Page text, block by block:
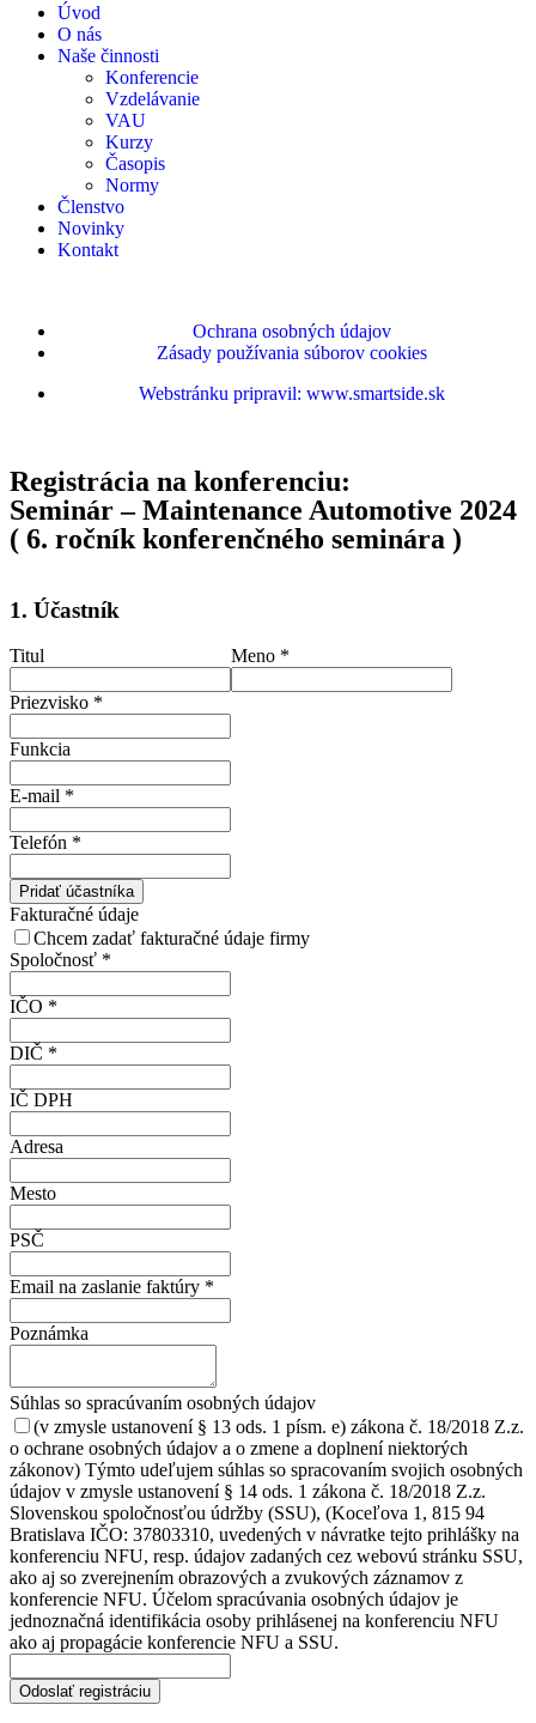
Úvod
O nás
Naše činnosti
Konferencie
Vzdelávanie
VAU
Kurzy
Časopis
Normy
Členstvo
Novinky
Kontakt
Ochrana osobných údajov
Zásady používania súborov cookies
Webstránku pripravil: www.smartside.sk
Registrácia na konferenciu:
Seminár – Maintenance Automotive 2024
( 6. ročník konferenčného seminára )
1. Účastník
Titul Meno *
Priezvisko *
Funkcia
E-mail *
Telefón *
Pridať účastníka
Fakturačné údaje
Chcem zadať fakturačné údaje firmy
Spoločnosť *
IČO *
DIČ *
IČ DPH
Adresa
Mesto
PSČ
Email na zaslanie faktúry *
Poznámka
Súhlas so spracúvaním osobných údajov
(v zmysle ustanovení § 13 ods. 1 písm. e) zákona č. 18/2018 Z.z.
o ochrane osobných údajov a o zmene a doplnení niektorých
zákonov) Týmto udeľujem súhlas so spracovaním svojich osobných
údajov v zmysle ustanovení § 14 ods. 1 zákona č. 18/2018 Z.z.
Slovenskou spoločnosťou údržby (SSU), (Koceľova 1, 815 94
Bratislava IČO: 37803310, uvedených v návratke tejto prihlášky na
konferenciu NFU, resp. údajov zadaných cez webovú stránku SSU,
ako aj so zverejnením obrazových a zvukových záznamov z
konferencie NFU. Účelom spracúvania osobných údajov je
jednoznačná identifikácia osoby prihlásenej na konferenciu NFU
ako aj propagácie konferencie NFU a SSU.
Odoslať registráciu